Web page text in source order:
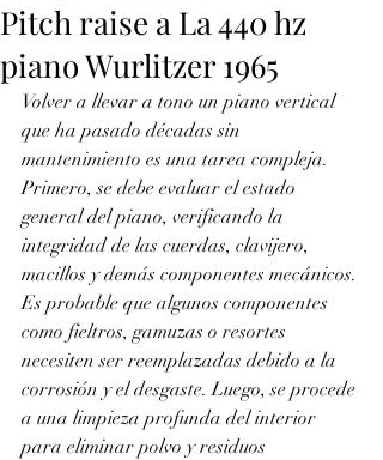
Pitch raise a La 440 hz
piano Wurlitzer 1965
Volver a llevar a tono un piano vertical
que ha pasado décadas sin
mantenimiento es una tarea compleja.
Primero, se debe evaluar el estado
general del piano, verificando la
integridad de las cuerdas, clavijero,
macillos y demás componentes mecánicos.
Es probable que algunos componentes
como fieltros, gamuzas o resortes
necesiten ser reemplazadas debido a la
corrosión y el desgaste. Luego, se procede
a una limpieza profunda del interior
para eliminar polvo y residuos